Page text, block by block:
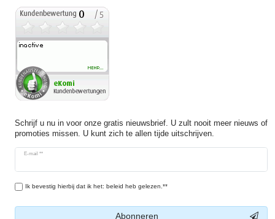
Schrijf u nu in voor onze gratis nieuwsbrief. U zult nooit meer nieuws of
promoties missen. U kunt zich te allen tijde uitschrijven.
E-mail **
Ceres::Template.newsletterHoneypotLabel
Ik bevestig hierbij dat ik het: beleid heb gelezen.**
Abonneren